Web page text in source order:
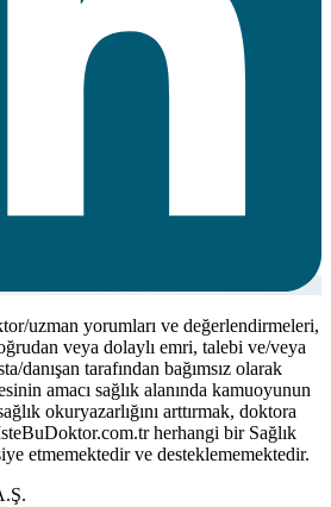
uzman yorumları ve değerlendirmeleri,
veya dolaylı emri, talebi ve/veya
danışan tarafından bağımsız olarak
amacı sağlık alanında kamuoyunun
okuryazarlığını arttırmak, doktora
herhangi bir Sağlık
etmemektedir ve desteklememektedir.